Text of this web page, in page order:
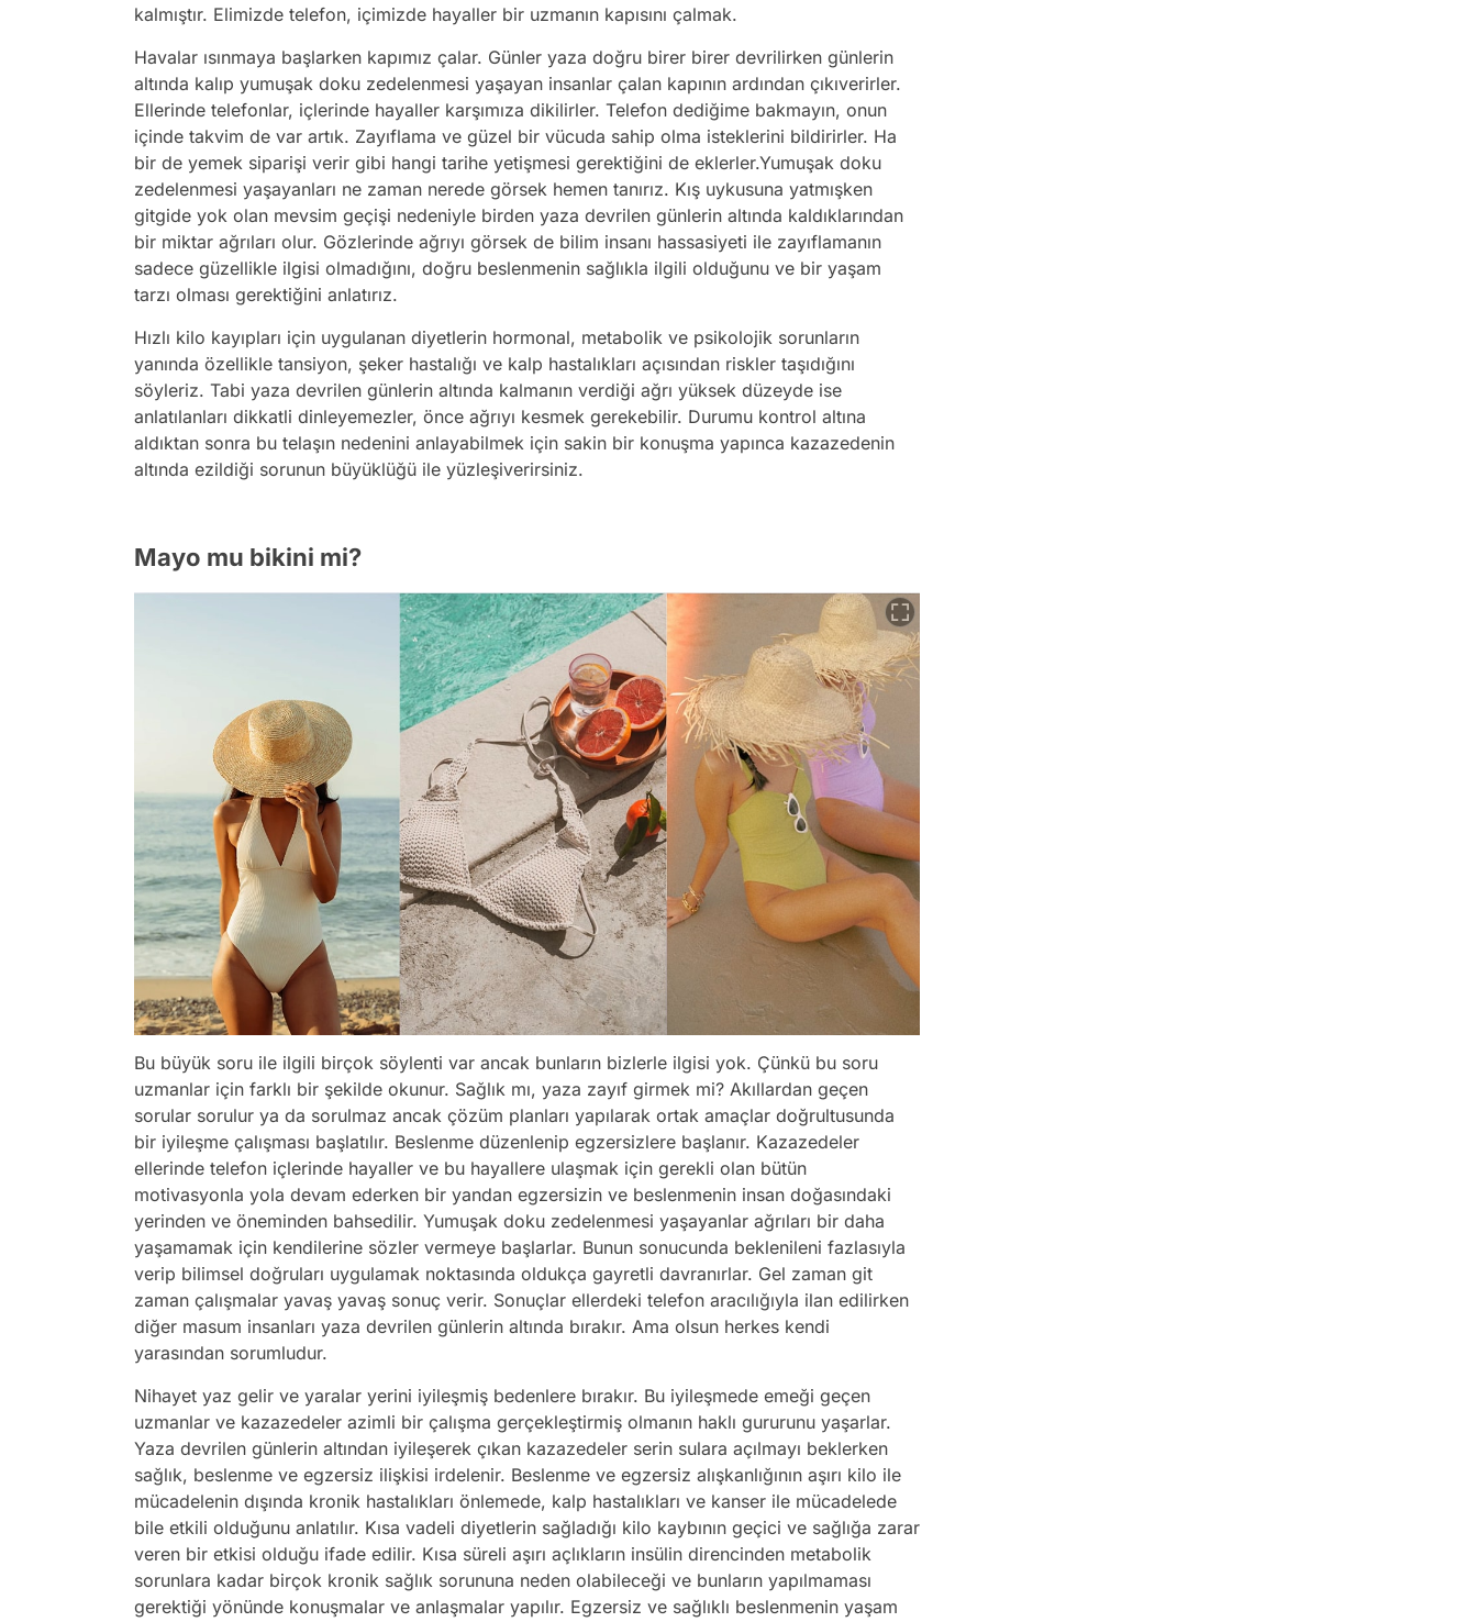
kalmıştır. Elimizde telefon, içimizde hayaller bir uzmanın kapısını çalmak.
Havalar ısınmaya başlarken kapımız çalar. Günler yaza doğru birer birer devrilirken günlerin
altında kalıp yumuşak doku zedelenmesi yaşayan insanlar çalan kapının ardından çıkıverirler.
Ellerinde telefonlar, içlerinde hayaller karşımıza dikilirler. Telefon dediğime bakmayın, onun
içinde takvim de var artık. Zayıflama ve güzel bir vücuda sahip olma isteklerini bildirirler. Ha
bir de yemek siparişi verir gibi hangi tarihe yetişmesi gerektiğini de eklerler.Yumuşak doku
zedelenmesi yaşayanları ne zaman nerede görsek hemen tanırız. Kış uykusuna yatmışken
gitgide yok olan mevsim geçişi nedeniyle birden yaza devrilen günlerin altında kaldıklarından
bir miktar ağrıları olur. Gözlerinde ağrıyı görsek de bilim insanı hassasiyeti ile zayıflamanın
sadece güzellikle ilgisi olmadığını, doğru beslenmenin sağlıkla ilgili olduğunu ve bir yaşam
tarzı olması gerektiğini anlatırız.
Hızlı kilo kayıpları için uygulanan diyetlerin hormonal, metabolik ve psikolojik sorunların
yanında özellikle tansiyon, şeker hastalığı ve kalp hastalıkları açısından riskler taşıdığını
söyleriz. Tabi yaza devrilen günlerin altında kalmanın verdiği ağrı yüksek düzeyde ise
anlatılanları dikkatli dinleyemezler, önce ağrıyı kesmek gerekebilir. Durumu kontrol altına
aldıktan sonra bu telaşın nedenini anlayabilmek için sakin bir konuşma yapınca kazazedenin
altında ezildiği sorunun büyüklüğü ile yüzleşiverirsiniz.
Mayo mu bikini mi?
Bu büyük soru ile ilgili birçok söylenti var ancak bunların bizlerle ilgisi yok. Çünkü bu soru
uzmanlar için farklı bir şekilde okunur. Sağlık mı, yaza zayıf girmek mi? Akıllardan geçen
sorular sorulur ya da sorulmaz ancak çözüm planları yapılarak ortak amaçlar doğrultusunda
bir iyileşme çalışması başlatılır. Beslenme düzenlenip egzersizlere başlanır. Kazazedeler
ellerinde telefon içlerinde hayaller ve bu hayallere ulaşmak için gerekli olan bütün
motivasyonla yola devam ederken bir yandan egzersizin ve beslenmenin insan doğasındaki
yerinden ve öneminden bahsedilir. Yumuşak doku zedelenmesi yaşayanlar ağrıları bir daha
yaşamamak için kendilerine sözler vermeye başlarlar. Bunun sonucunda beklenileni fazlasıyla
verip bilimsel doğruları uygulamak noktasında oldukça gayretli davranırlar. Gel zaman git
zaman çalışmalar yavaş yavaş sonuç verir. Sonuçlar ellerdeki telefon aracılığıyla ilan edilirken
diğer masum insanları yaza devrilen günlerin altında bırakır. Ama olsun herkes kendi
yarasından sorumludur.
Nihayet yaz gelir ve yaralar yerini iyileşmiş bedenlere bırakır. Bu iyileşmede emeği geçen
uzmanlar ve kazazedeler azimli bir çalışma gerçekleştirmiş olmanın haklı gururunu yaşarlar.
Yaza devrilen günlerin altından iyileşerek çıkan kazazedeler serin sulara açılmayı beklerken
sağlık, beslenme ve egzersiz ilişkisi irdelenir. Beslenme ve egzersiz alışkanlığının aşırı kilo ile
mücadelenin dışında kronik hastalıkları önlemede, kalp hastalıkları ve kanser ile mücadelede
bile etkili olduğunu anlatılır. Kısa vadeli diyetlerin sağladığı kilo kaybının geçici ve sağlığa zarar
veren bir etkisi olduğu ifade edilir. Kısa süreli aşırı açlıkların insülin direncinden metabolik
sorunlara kadar birçok kronik sağlık sorununa neden olabileceği ve bunların yapılmaması
gerektiği yönünde konuşmalar ve anlaşmalar yapılır. Egzersiz ve sağlıklı beslenmenin yaşam